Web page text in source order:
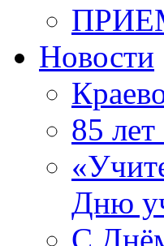
Новости
85
Дню